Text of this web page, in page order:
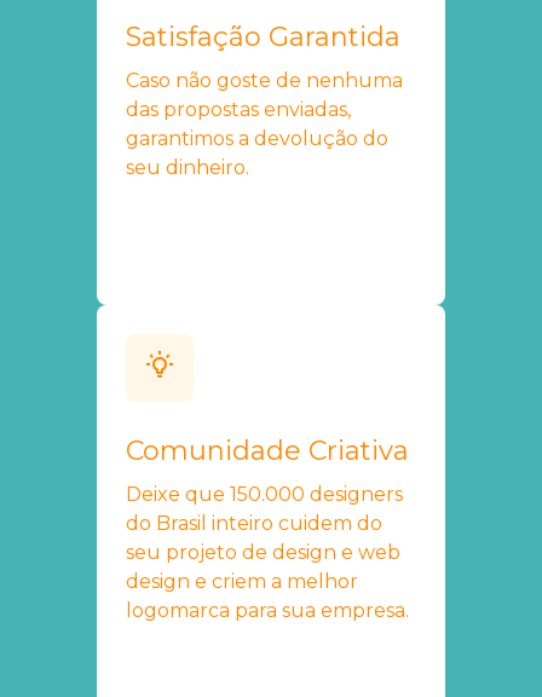
Satisfação Garantida
Caso não goste de nenhuma
das propostas enviadas,
garantimos a devolução do
seu dinheiro.
Comunidade Criativa
Deixe que 150.000 designers
do Brasil inteiro cuidem do
seu projeto de design e web
design e criem a melhor
logomarca para sua empresa.